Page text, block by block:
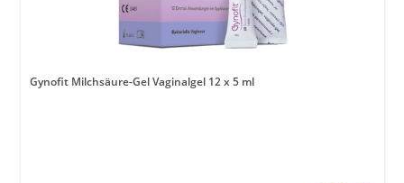
Gynofit Milchsäure-Gel Vaginalgel 12 x 5 ml